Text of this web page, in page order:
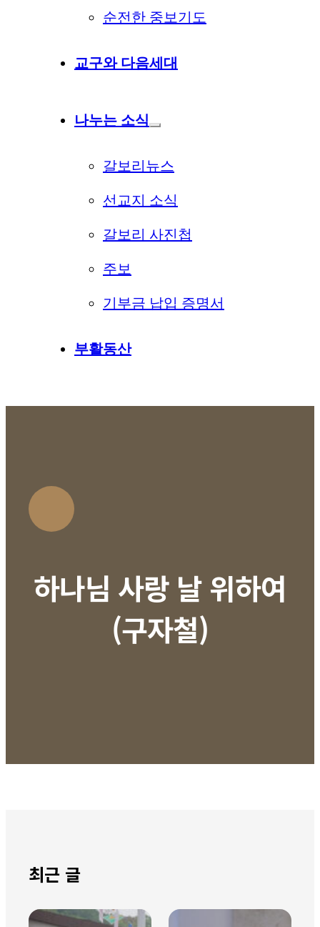
순전한 중보기도
교구와 다음세대
나누는 소식
갈보리뉴스
선교지 소식
갈보리 사진첩
주보
기부금 납입 증명서
부활동산
하나님 사랑 날 위하여
(구자철)
최근 글